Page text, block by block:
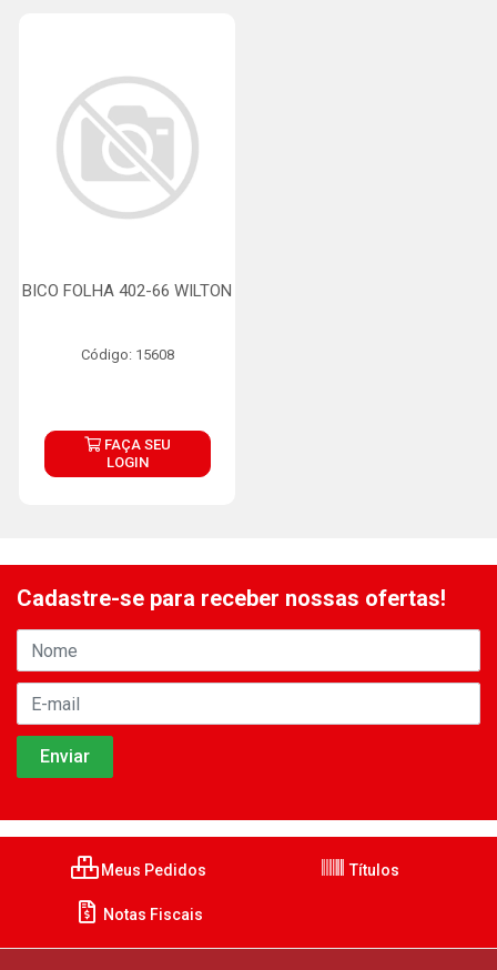
BICO FOLHA 402-66 WILTON
Código: 15608
FAÇA SEU
LOGIN
Cadastre-se para receber nossas ofertas!
Meus Pedidos Títulos
Notas Fiscais